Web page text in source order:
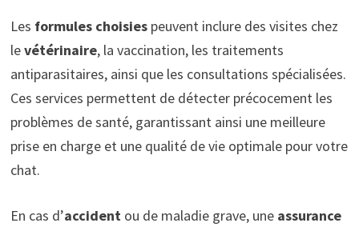
Les formules choisiespeuvent inclure des visites chez
levétérinaire, la vaccination, les traitements
antiparasitaires, ainsi que les consultations spécialisées.
Ces services permettent de détecter précocement les
problèmes de santé, garantissant ainsi une meilleure
prise en charge et une qualité de vie optimale pour votre
chat.
En cas d’accident ou de maladie grave, une assurance